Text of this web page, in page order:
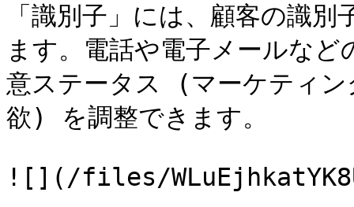
「識別子」には、顧客の識
ます。電話や電子メールな
意ステータス (マーケティ
欲) を調整できます。
![](/files/